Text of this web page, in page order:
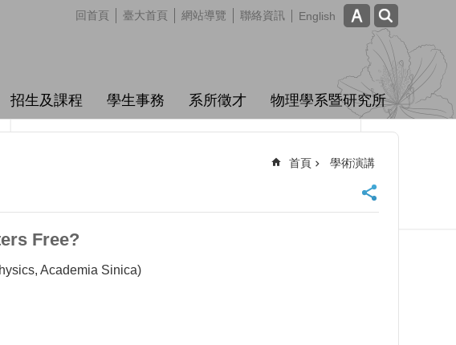
回首頁 臺大首頁 網站導覽 聯絡資訊 English
招生及課程 學生事務 系所徵才 物理學系暨研究所
首頁 學術演講
Free?
Academia Sinica)